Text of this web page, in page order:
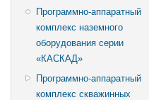
Программно-аппаратный
комплекс наземного
оборудования серии
«КАСКАД»
Программно-аппаратный
комплекс скважинных